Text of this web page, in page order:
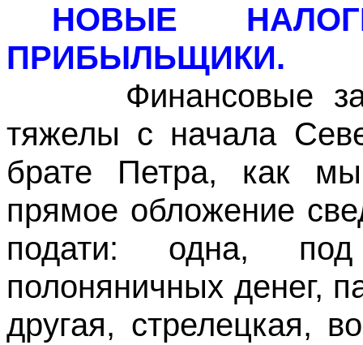
НОВЫЕ
ПРИБЫЛЬЩИКИ.
Финансовые
тяжелы с начала
брате Петра, как
прямое обложение
подати: одна,
полоняничных денег,
другая, стрелецкая,